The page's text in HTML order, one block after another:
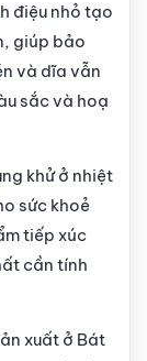
điệu nhỏ tạo
giúp bảo
và dĩa vẫn
sắc và hoạ
khử ở nhiệt
sức khoẻ
tiếp xúc
cần tính
xuất ở Bát